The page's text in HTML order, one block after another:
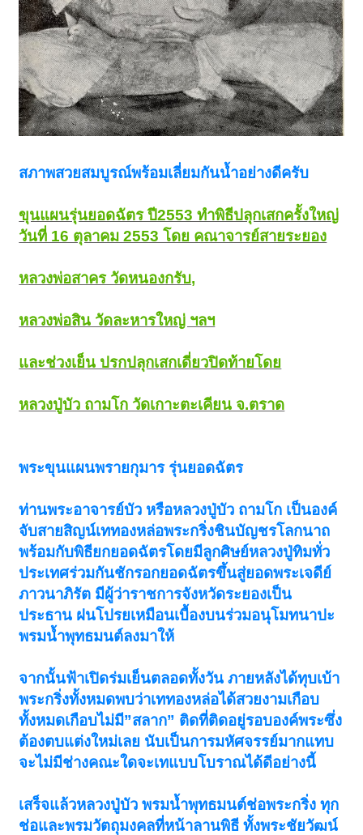
สภาพสวยสมบูรณ์พร้อมเลี่ยมกันน้ำอย่างดีครับ
ขุนแผนรุ่นยอดฉัตร ปี2553 ทำพิธีปลุกเสกครั้งใหญ่
วันที่ 16 ตุลาคม 2553 โดย คณาจารย์สายระยอง
หลวงพ่อสาคร วัดหนองกรับ,
หลวงพ่อสิน วัดละหารใหญ่ ฯลฯ
และช่วงเย็น ปรกปลุกเสกเดี่ยวปิดท้ายโดย
หลวงปู่บัว ถามโก วัดเกาะตะเคียน จ.ตราด
พระขุนแผนพรายกุมาร รุ่นยอดฉัตร
ท่านพระอาจารย์บัว หรือหลวงปู่บัว ถามโก เป็นองค์
จับสายสิญน์เททองหล่อพระกริ่งชินบัญชรโลกนาถ
พร้อมกับพิธียกยอดฉัตรโดยมีลูกศิษย์หลวงปู่ทิมทั่ว
ประเทศร่วมกันชักรอกยอดฉัตรขึ้นสู่ยอดพระเจดีย์
ภาวนาภิรัต มีผู้ว่าราชการจังหวัดระยองเป็น
ประธาน ฝนโปรยเหมือนเบื้องบนร่วมอนุโมทนาปะ
พรมน้ำพุทธมนต์ลงมาให้
จากนั้นฟ้าเปิดร่มเย็นตลอดทั้งวัน ภายหลังได้ทุบเบ้า
พระกริ่งทั้งหมดพบว่าเททองหล่อได้สวยงามเกือบ
ทั้งหมดเกือบไม่มี”สลาก” ติดที่ติดอยู่รอบองค์พระซึ่ง
ต้องตบแต่งใหม่เลย นับเป็นการมหัศจรรย์มากแทบ
จะไม่มีช่างคณะใดจะเทแบบโบราณได้ดีอย่างนี้
เสร็จแล้วหลวงปู่บัว พรมน้ำพุทธมนต์ช่อพระกริ่ง ทุก
ช่อและพรมวัตถุมงคลที่หน้าลานพิธี ทั้งพระชัยวัฒน์